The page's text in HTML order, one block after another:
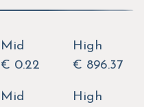
Mid
€ 0.22
High
€ 896.37
Mid
High